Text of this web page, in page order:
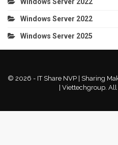
Windows Server 2022
Windows Server 2022
Windows Server 2025
© 2026 - IT Share NVP | Sharing
| Viettechgroup.